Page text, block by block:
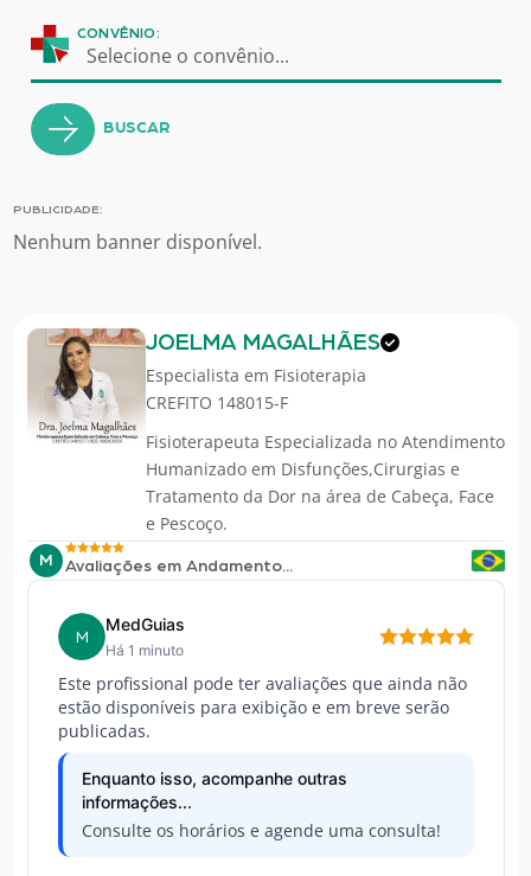
CONVÊNIO:
Selecione o convênio...
BUSCAR
PUBLICIDADE:
Nenhum banner disponível.
JOELMA MAGALHÃES
Especialista em Fisioterapia
CREFITO 148015-F
Fisioterapeuta Especializada no Atendimento
Humanizado em Disfunções,Cirurgias e
Tratamento da Dor na área de Cabeça, Face
e Pescoço.
M Avaliações em Andamento...
M
MedGuias
Há 1 minuto
Este profissional pode ter avaliações que ainda não
estão disponíveis para exibição e em breve serão
publicadas.
Enquanto isso, acompanhe outras
informações...
Consulte os horários e agende uma consulta!